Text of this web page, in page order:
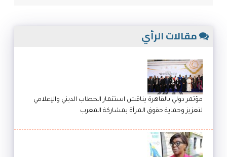
مقالات الرأي
مؤتمر دولي بالقاهرة يناقش استثمار الخطاب الديني والإعلامي
لتعزيز وحماية حقوق المرأة بمشاركة المغرب